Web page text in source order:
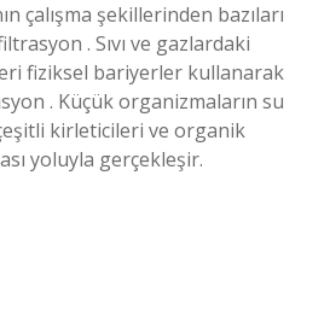
çalışma şekillerinden bazıları
. Sıvı ve gazlardaki
fiziksel bariyerler kullanarak
. Küçük organizmaların su
kirleticileri ve organik
yoluyla gerçekleşir.